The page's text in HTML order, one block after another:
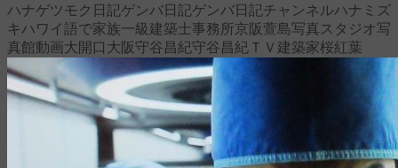
ハナゲツモク日記ゲンバ日記ゲンバ日記チャンネルハナミズ
キハワイ語で家族一級建築士事務所京阪萱島写真スタジオ写
真館動画大開口 大阪守谷昌紀守谷昌紀ＴＶ 建築家桜紅葉